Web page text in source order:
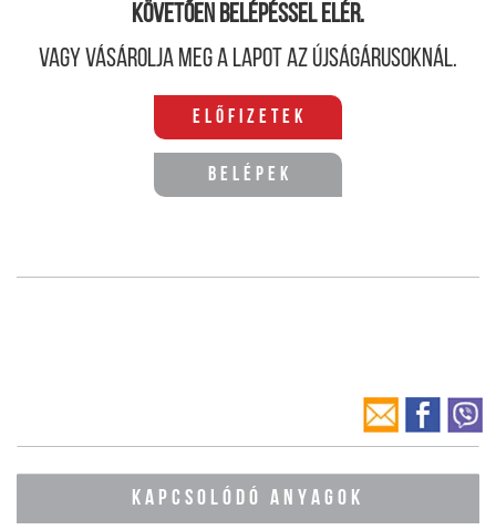
követően belépéssel elér.
Vagy vásárolja meg a lapot az újságárusoknál.
Előfizetek
Belépek
KAPCSOLÓDÓ ANYAGOK